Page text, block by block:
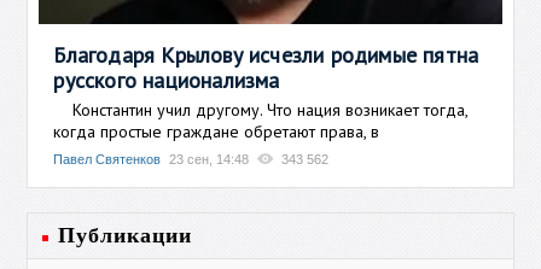
Благодаря Крылову исчезли родимые пятна
русского национализма
Константин учил другому. Что нация возникает тогда,
когда простые граждане обретают права, в
Павел Святенков 23 сен, 14:48 343 562
Публикации